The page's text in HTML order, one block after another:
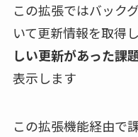
この拡張ではバック
いて更新情報を取得し
しい更新があった課
表示します
この拡張機能経由で